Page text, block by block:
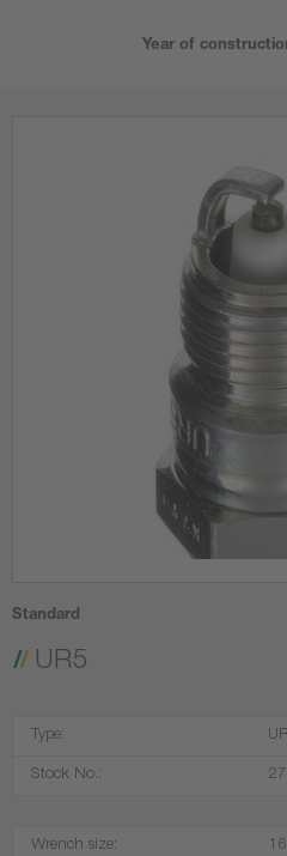
Year of
Standard
UR5
Type:
Stock No.:
Wrench size: